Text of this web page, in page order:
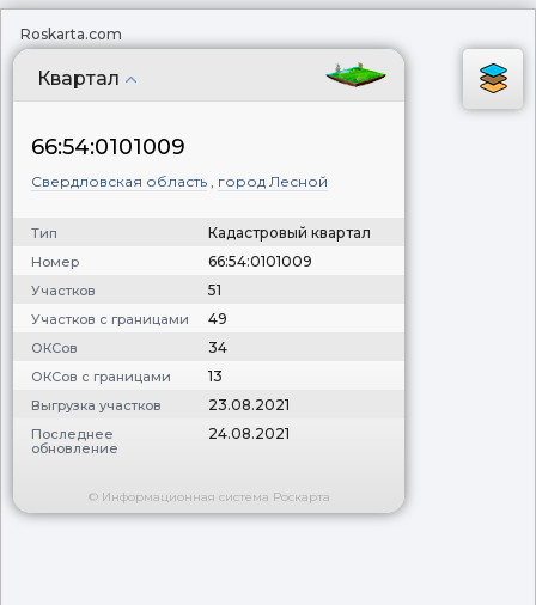
Roskarta.com
Квартал
66:54:0101009
Свердловская область город Лесной
Тип Кадастровый квартал
Номер 66:54:0101009
Участков 51
Участков с границами 49
ОКСов 34
ОКСов с границами 13
Выгрузка участков 23.08.2021
Последнее
обновление
24.08.2021
© Информационная система Роскарта